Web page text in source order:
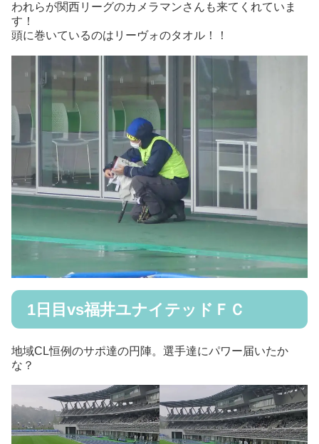
われらが関西リーグのカメラマンさんも来てくれていま
す！
頭に巻いているのはリーヴォのタオル！！
1日目vs福井ユナイテッドＦＣ
地域CL恒例のサポ達の円陣。選手達にパワー届いたか
な？